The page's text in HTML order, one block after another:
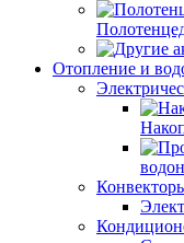
Отопление и